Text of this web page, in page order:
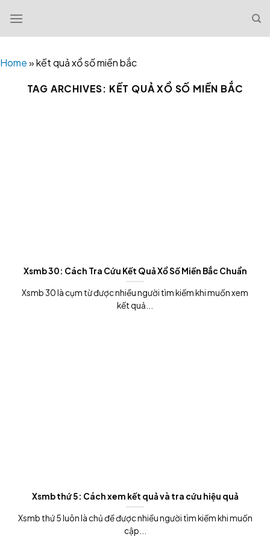
content
Home»kết quả xổ số miền bắc
TAG ARCHIVES: KẾT QUẢ XỔ SỐ MIỀN BẮC
Xsmb 30: Cách Tra Cứu Kết Quả Xổ Số Miền Bắc Chuẩn
Xsmb 30 là cụm từ được nhiều người tìm kiếm khi muốn xem
kết quả...
Xsmb thứ 5: Cách xem kết quả và tra cứu hiệu quả
Xsmb thứ 5 luôn là chủ đề được nhiều người tìm kiếm khi muốn
cập...